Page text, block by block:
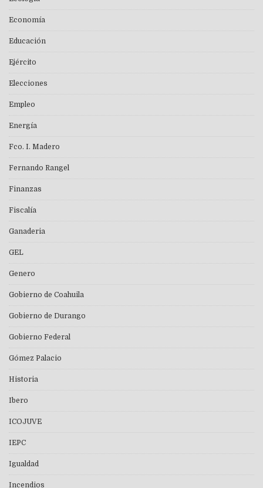
Economía
Educación
Ejército
Elecciones
Empleo
Energía
Fco. I. Madero
Fernando Rangel
Finanzas
Fiscalía
Ganaderia
GEL
Genero
Gobierno de Coahuila
Gobierno de Durango
Gobierno Federal
Gómez Palacio
Historia
Ibero
ICOJUVE
IEPC
Igualdad
Incendios